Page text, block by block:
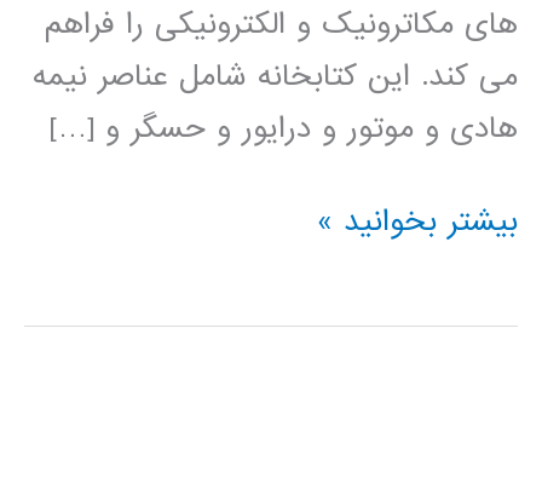
های مکاترونیک و الکترونیکی را فراهم
می کند. این کتابخانه شامل عناصر نیمه
هادی و موتور و درایور و حسگر و […]
فیلم
simElectronics
بیشتر بخوانید »